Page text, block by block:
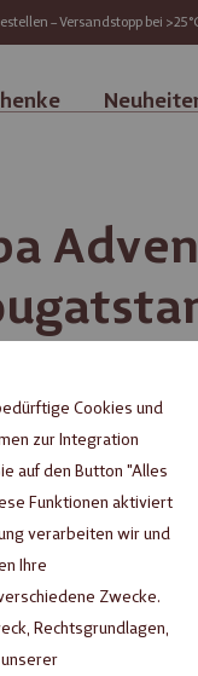
– Versandstopp bei
Nougat
Schokolade
Versandkosten
verfügbar
zum Produkt?
Cookies und
zur Integration
auf den Button "Alles
Funktionen aktiviert
verarbeiten wir und
Ihre
Zwecke.
Rechtsgrundlagen,